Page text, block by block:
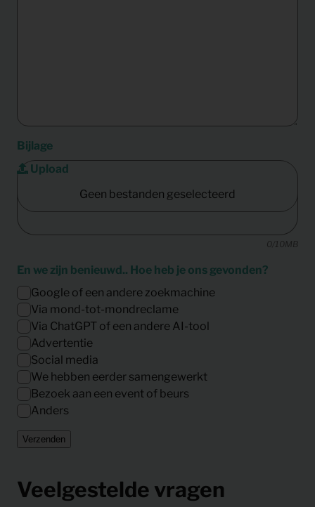
Bijlage
Upload
Geen bestanden geselecteerd
En we zijn benieuwd.. Hoe heb je ons gevonden?
Google of een andere zoekmachine
Via mond-tot-mondreclame
Via ChatGPT of een andere AI-tool
Advertentie
Social media
We hebben eerder samengewerkt
Bezoek aan een event of beurs
Anders
Verzenden
Veelgestelde vragen